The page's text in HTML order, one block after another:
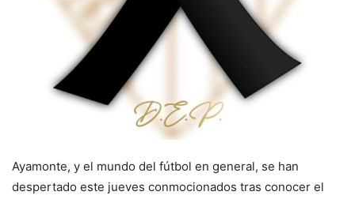
Ayamonte, y el mundo del fútbol en general, se han
despertado este jueves conmocionados tras conocer el